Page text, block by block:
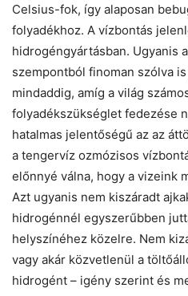
Celsius-fok, így alaposan
folyadékhoz. A vízbontás
hidrogéngyártásban. Ugyanis
szempontból finoman szólva
mindaddig, amíg a világ
folyadékszükséglet fedezése
hatalmas jelentőségű az az
a tengervíz ozmózisos
előnnyé válna, hogy a vizeink
Azt ugyanis nem kiszáradt
hidrogénnél egyszerűbben
helyszínéhez közelre. Nem
vagy akár közvetlenül a
hidrogént – igény szerint és